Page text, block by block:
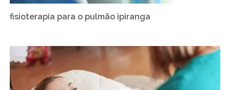
fisioterapia para o pulmão ipiranga